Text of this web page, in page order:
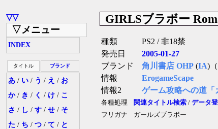
▽▽
▽メニュー
INDEX
タイトル ブランド
あ / い / う / え / お
か/ き / く / け / こ
さ / し / す / せ / そ
た / ち / つ / て / と
GIRLSブラボー
種類
PS2 / 非18禁
発売日
2005-01-27
ブランド
角川書店 OHP (IA)（
情報
ErogameScape
情報2
ゲーム攻略への道「
各種処理 関連タイトル検索 / データ
フリガナ
ガールズブラボー